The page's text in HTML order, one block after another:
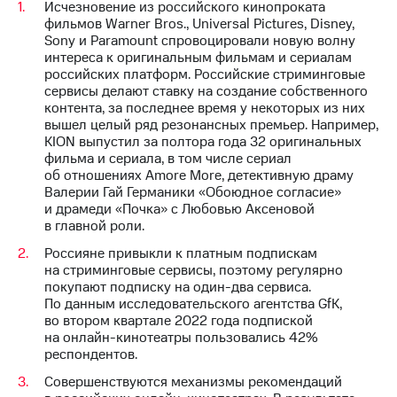
выкупа
акций
Дивиденды
Рынок
облигаций
Описание
Еврооблигации-2023
Уведомление
о
погашении
именных
облигаций
Другое
Регистратор
Реквизиты
Контакты
развитие
деловая этика
На главную
Исчезновение из российского кинопроката
фильмов Warner Bros., Universal Pictures, Disney,
Sony и Paramount спровоцировали новую волну
интереса к оригинальным фильмам и сериалам
российских платформ. Российские стриминговые
сервисы делают ставку на создание собственного
контента, за последнее время у некоторых из них
вышел целый ряд резонансных премьер. Например,
KION выпустил за полтора года 32 оригинальных
фильма и сериала, в том числе сериал
об отношениях Amore More, детективную драму
Валерии Гай Германики «Обоюдное согласие»
и драмеди «Почка» с Любовью Аксеновой
в главной роли.
Россияне привыкли к платным подпискам
на стриминговые сервисы, поэтому регулярно
покупают подписку на один-два сервиса.
По данным исследовательского агентства GfK,
во втором квартале 2022 года подпиской
на онлайн-кинотеатры пользовались 42%
респондентов.
Совершенствуются механизмы рекомендаций